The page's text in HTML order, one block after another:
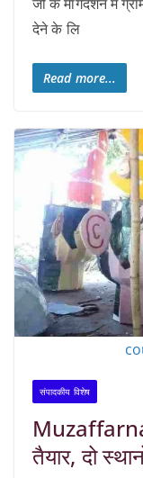
देने के लि
Read more...
संपादकीय विशेष
तैयार, दो